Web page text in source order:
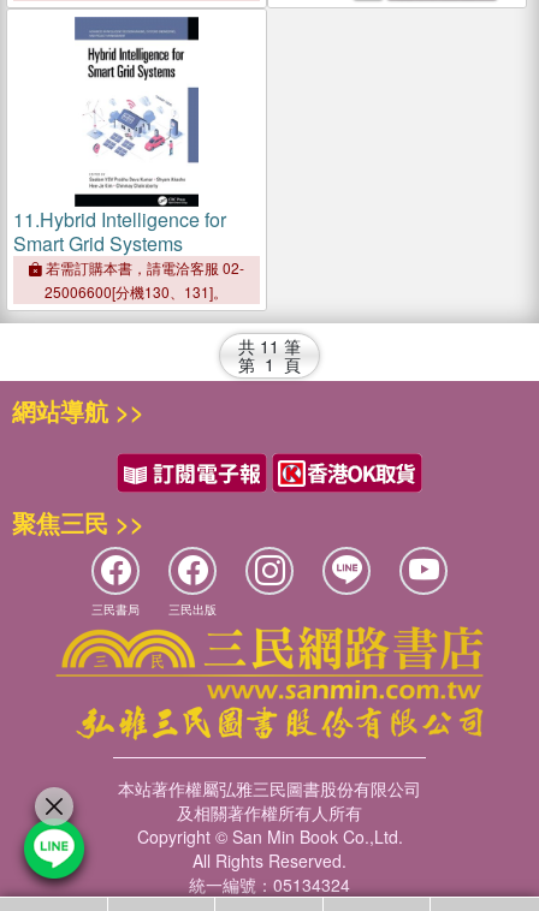
11.Hybrid Intelligence for
Smart Grid Systems
若需訂購本書，請電洽客服 02-
25006600[分機130、131]。
共 11 筆
第 1 頁
網站導航 >>
聚焦三民 >>
三民書局 三民出版
本站著作權屬弘雅三民圖書股份有限公司
及相關著作權所有人所有
Copyright © San Min Book Co.,Ltd.
All Rights Reserved.
統一編號：05134324